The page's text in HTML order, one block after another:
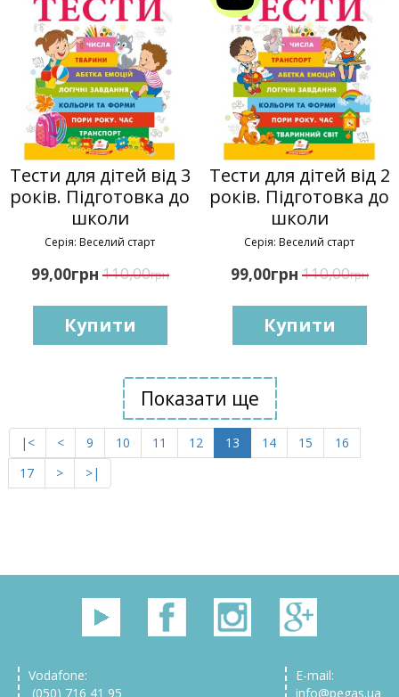
Тести для дітей від 3
років. Підготовка до
школи
Серія: Веселий старт
99,00грн 110,00грн
Купити
Тести для дітей від 2
років. Підготовка до
школи
Серія: Веселий старт
99,00грн 110,00грн
Купити
Показати ще
|< < 9 10 11 12 13 14 15
16
17
> >|
Vodafone:
(050) 716 41 95
E-mail:
info@pegas.ua